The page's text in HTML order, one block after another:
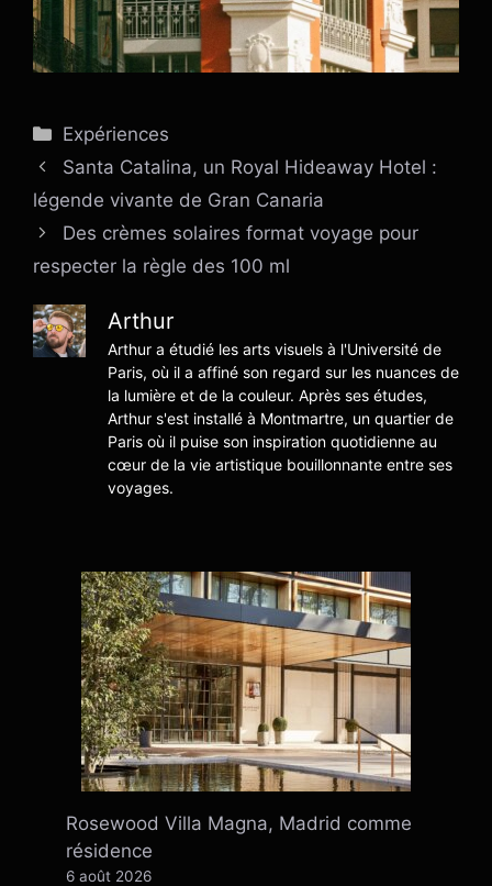
Catégories
Expériences
Santa Catalina, un Royal Hideaway Hotel :
légende vivante de Gran Canaria
Des crèmes solaires format voyage pour
respecter la règle des 100 ml
Arthur
Arthur a étudié les arts visuels à l'Université de
Paris, où il a affiné son regard sur les nuances de
la lumière et de la couleur. Après ses études,
Arthur s'est installé à Montmartre, un quartier de
Paris où il puise son inspiration quotidienne au
cœur de la vie artistique bouillonnante entre ses
voyages.
Rosewood Villa Magna, Madrid comme
résidence
6 août 2026